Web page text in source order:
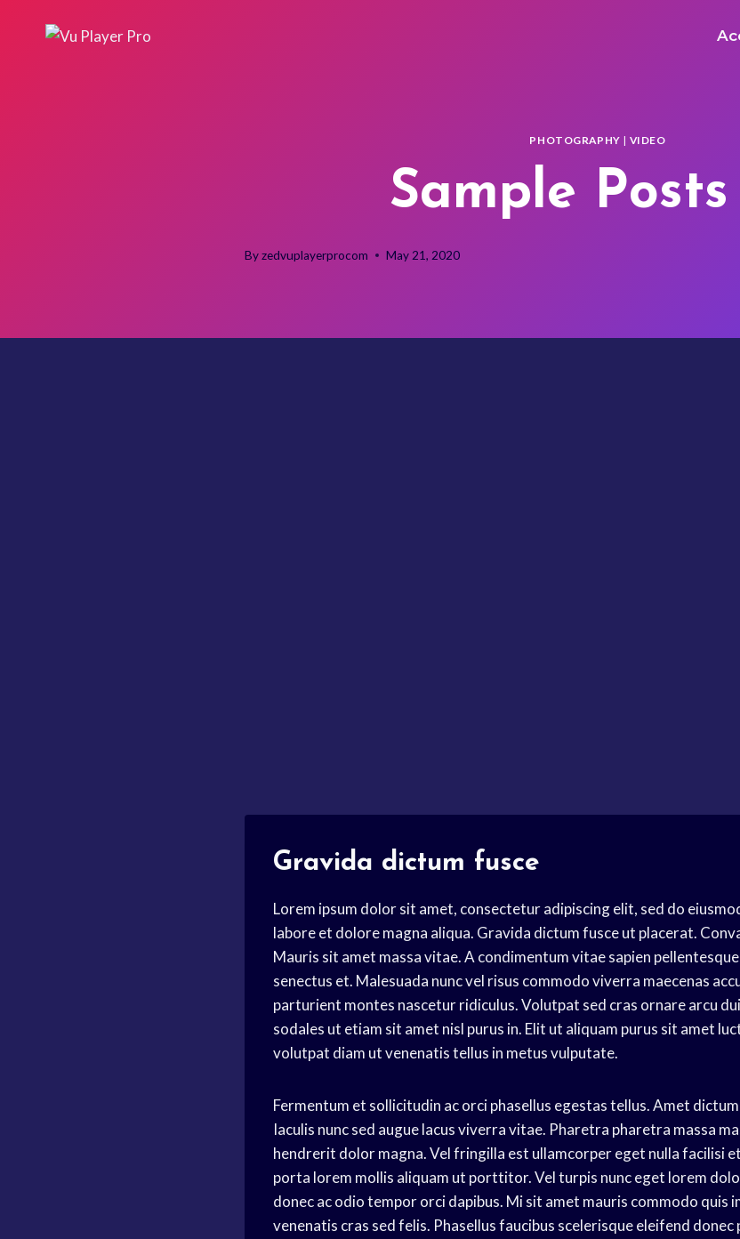
PHOTOGRAPHY | VIDEO
Sample
Byzedvuplayerprocom May 21, 2020
Gravida dictum fusce
Lorem ipsum dolor sit amet, consectetur adipiscing elit, sed do
labore et dolore magna aliqua. Gravida dictum fusce ut placerat.
Mauris sit amet massa vitae. A condimentum vitae sapien
senectus et. Malesuada nunc vel risus commodo viverra maecenas
parturient montes nascetur ridiculus. Volutpat sed cras ornare arcu
sodales ut etiam sit amet nisl purus in. Elit ut aliquam purus sit amet
volutpat diam ut venenatis tellus in metus vulputate.
Fermentum et sollicitudin ac orci phasellus egestas tellus. Amet
Iaculis nunc sed augue lacus viverra vitae. Pharetra pharetra massa
hendrerit dolor magna. Vel fringilla est ullamcorper eget nulla facilisi
porta lorem mollis aliquam ut porttitor. Vel turpis nunc eget lorem
donec ac odio tempor orci dapibus. Mi sit amet mauris commodo quis
venenatis cras sed felis. Phasellus faucibus scelerisque eleifend